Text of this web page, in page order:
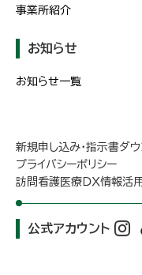
事業所紹介
お知らせ
お知らせ一覧
新規申し込み・指示書ダウ
プライバシーポリシー
訪問看護医療ＤＸ情報活
公式アカウント